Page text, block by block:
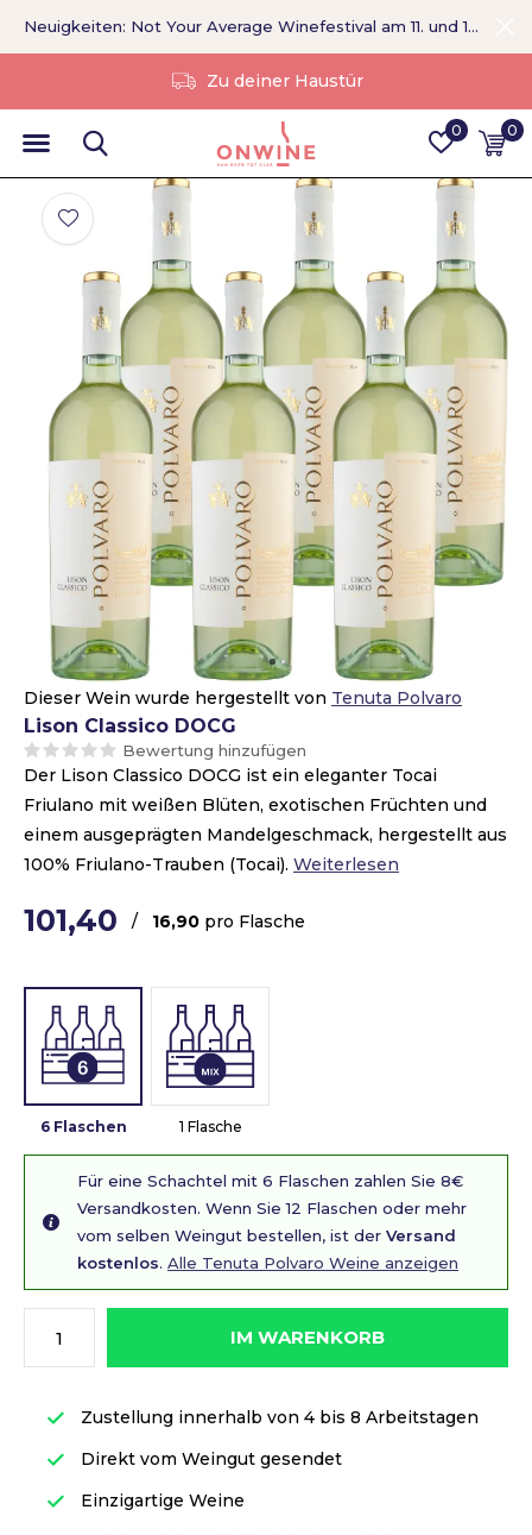
0 0
Ohne Vermittler
Neuigkeiten: Not Your Average Winefestival am 11. und 12. September >
Dieser Wein wurde hergestellt von Tenuta Polvaro
Lison Classico DOCG
Bewertung hinzufügen
Der Lison Classico DOCG ist ein eleganter Tocai
Friulano mit weißen Blüten, exotischen Früchten und
einem ausgeprägten Mandelgeschmack, hergestellt aus
100% Friulano-Trauben (Tocai). Weiterlesen
101,40 / 16,90 pro Flasche
6 Flaschen 1 Flasche
Für eine Schachtel mit 6 Flaschen zahlen Sie 8€
Versandkosten. Wenn Sie 12 Flaschen oder mehr
vom selben Weingut bestellen, ist der Versand
kostenlos. Alle Tenuta Polvaro Weine anzeigen
IM WARENKORB
Zustellung innerhalb von 4 bis 8 Arbeitstagen
Direkt vom Weingut gesendet
Einzigartige Weine